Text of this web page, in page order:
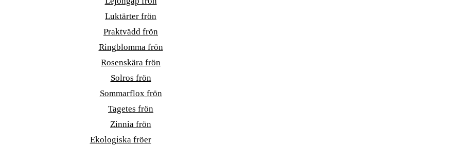
Luktärter frön
Praktvädd frön
Ringblomma frön
Rosenskära frön
Solros frön
Sommarflox frön
Tagetes frön
Zinnia frön
Ekologiska fröer